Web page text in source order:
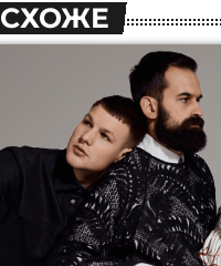
СХОЖЕ